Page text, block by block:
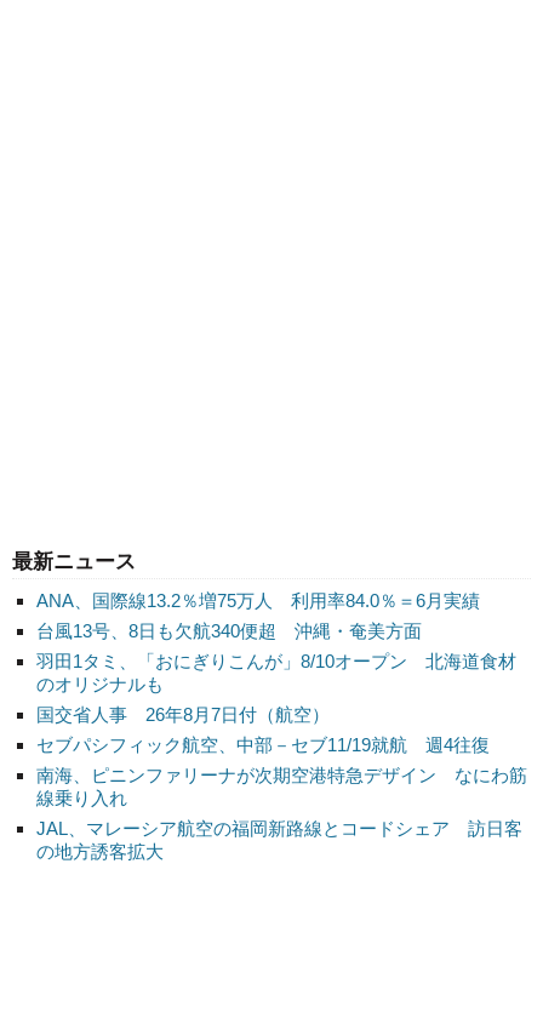
最新ニュース
ANA、国際線13.2％増75万人 利用率84.0％＝6月実績
台風13号、8日も欠航340便超 沖縄・奄美方面
羽田1タミ、「おにぎりこんが」8/10オープン 北海道食材
のオリジナルも
国交省人事 26年8月7日付（航空）
セブパシフィック航空、中部－セブ11/19就航 週4往復
南海、ピニンファリーナが次期空港特急デザイン なにわ筋
線乗り入れ
JAL、マレーシア航空の福岡新路線とコードシェア 訪日客
の地方誘客拡大